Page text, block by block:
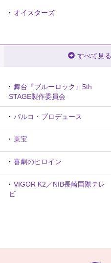
オイスターズ
すべて見る
舞台『ブルーロック』5th
STAGE製作委員会
パルコ・プロデュース
東宝
喜劇のヒロイン
VIGOR K2／NIB長崎国際テレ
ビ